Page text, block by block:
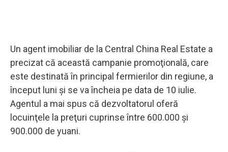
Un agent imobiliar de la Central China Real Estate a
precizat că această campanie promoţională, care
este destinată în principal fermierilor din regiune, a
început luni şi se va încheia pe data de 10 iulie.
Agentul a mai spus că dezvoltatorul oferă
locuinţele la preţuri cuprinse între 600.000 şi
900.000 de yuani.